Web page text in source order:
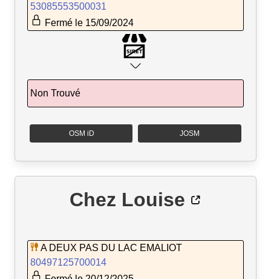
53085553500031
Fermé le 15/09/2024
Non Trouvé
OSM iD JOSM
Chez Louise
A DEUX PAS DU LAC EMALIOT
80497125700014